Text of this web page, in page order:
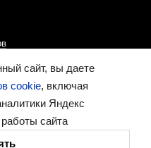
«cookies»-файлов
сайт, вы даете
cookie, включая
Яндекс
сайта